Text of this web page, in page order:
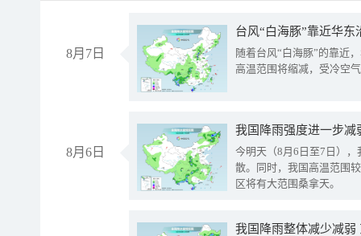
8月7日
台风“白海豚”靠近华
随着台风“白海豚”的靠近
高温范围将缩减，受冷空
8月6日
今明天（8月6日至7日）
散。同时，我国高温范围
区将有大范围桑拿天。
我国降雨整体减少减弱